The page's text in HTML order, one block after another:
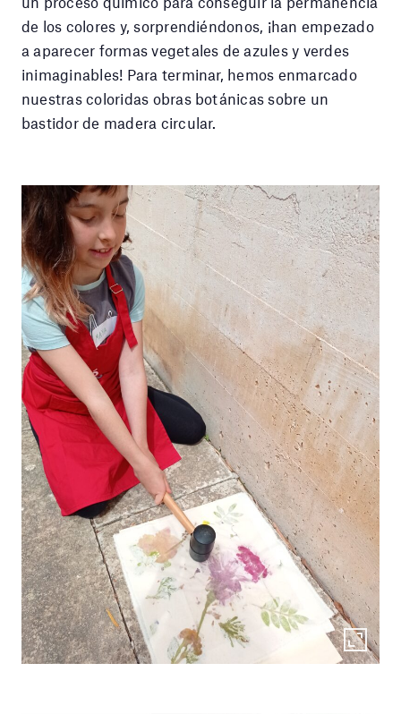
de los colores y, sorprendiéndonos, ¡han empezado
a aparecer formas vegetales de azules y verdes
inimaginables! Para terminar, hemos enmarcado
nuestras coloridas obras botánicas sobre un
bastidor de madera circular.